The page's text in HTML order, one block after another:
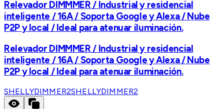
Relevador DIMMMER / Industrial y residencial
inteligente / 16A / Soporta Google y Alexa / Nube
P2P y local / Ideal para atenuar iluminación.
Relevador DIMMMER / Industrial y residencial
inteligente / 16A / Soporta Google y Alexa / Nube
P2P y local / Ideal para atenuar iluminación.
SHELLYDIMMER2SHELLYDIMMER2